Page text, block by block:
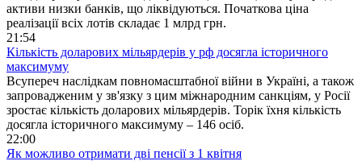
активи низки банків, що ліквідуються. Початкова ціна
реалізації всіх лотів складає 1 млрд грн.
21:54
Кількість доларових мільярдерів у рф досягла історичного
максимуму
Всупереч наслідкам повномасштабної війни в Україні, а також
запровадженим у зв'язку з цим міжнародним санкціям, у Росії
зростає кількість доларових мільярдерів. Торік їхня кількість
досягла історичного максимуму – 146 осіб.
22:00
Як можливо отримати дві пенсії з 1 квітня